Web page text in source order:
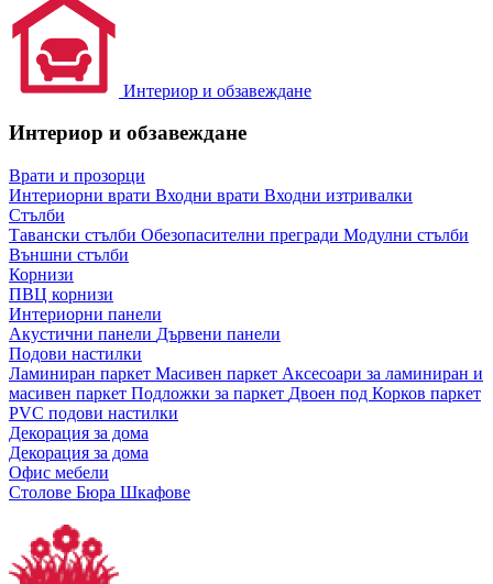
Интериор и обзавеждане
Интериор и обзавеждане
Врати и прозорци
Интериорни врати Входни врати Входни изтривалки
Стълби
Тавански стълби Обезопасителни прегради Модулни стълби
Външни стълби
Корнизи
ПВЦ корнизи
Интериорни панели
Акустични панели Дървени панели
Подови настилки
Ламиниран паркет Масивен паркет Аксесоари за ламиниран и
масивен паркет Подложки за паркет Двоен под Корков паркет
PVC подови настилки
Декорация за дома
Декорация за дома
Офис мебели
Столове Бюра Шкафове